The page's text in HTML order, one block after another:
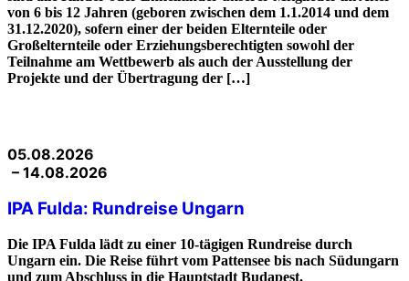
von 6 bis 12 Jahren (geboren zwischen dem 1.1.2014 und dem
31.12.2020), sofern einer der beiden Elternteile oder
Großelternteile oder Erziehungsberechtigten sowohl der
Teilnahme am Wettbewerb als auch der Ausstellung der
Projekte und der Übertragung der […]
05.08.2026
– 14.08.2026
IPA Fulda: Rundreise Ungarn
Die IPA Fulda lädt zu einer 10-tägigen Rundreise durch
Ungarn ein. Die Reise führt vom Pattensee bis nach Südungarn
und zum Abschluss in die Hauptstadt Budapest.